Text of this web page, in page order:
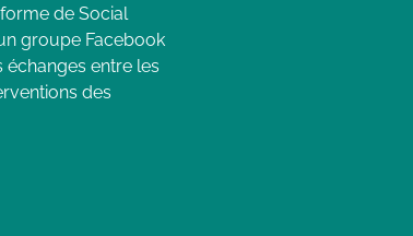
de Social
groupe Facebook
entre les
des